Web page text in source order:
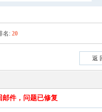
名: 20
返
件，问题已修复